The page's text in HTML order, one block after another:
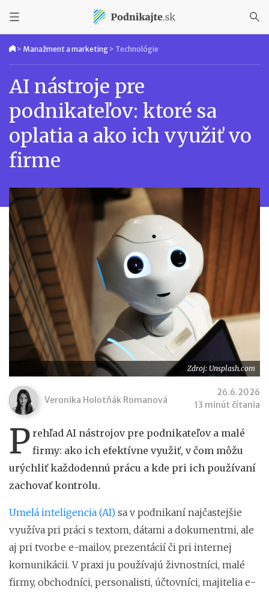
> Manažment a marketing > Technológie
AI nástroje pre
podnikateľov: ktoré sa
oplatia a ako ich využiť vo
firme
Zdroj: Unsplash.com
Veronika Holotňák Romanová
26.6.2026
13 minút čítania
P rehľad AI nástrojov pre podnikateľov a malé
firmy: ako ich efektívne využiť, v čom môžu
urýchliť každodennú prácu a kde pri ich používaní
zachovať kontrolu.
Umelá inteligencia (AI) sa v podnikaní najčastejšie
využíva pri práci s textom, dátami a dokumentmi, ale
aj pri tvorbe e-mailov, prezentácií či pri internej
komunikácii. V praxi ju používajú živnostníci, malé
firmy, obchodníci, personalisti, účtovníci, majitelia e-